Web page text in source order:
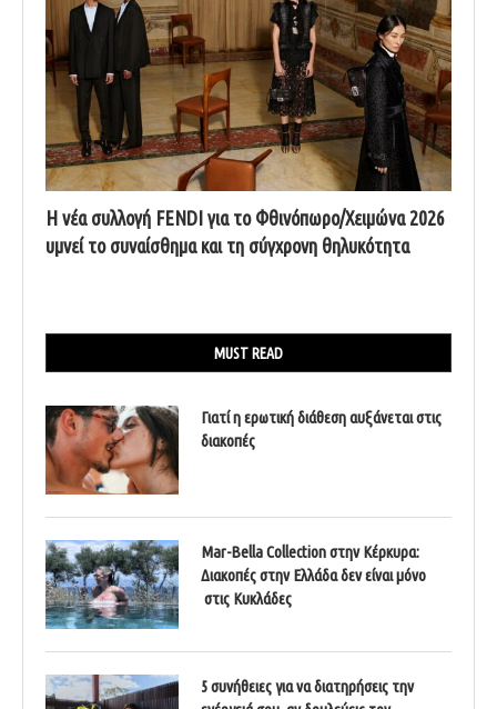
Η νέα συλλογή FENDI για το Φθινόπωρο/Χειμώνα 2026
υμνεί το συναίσθημα και τη σύγχρονη θηλυκότητα
MUST READ
Γιατί η ερωτική διάθεση αυξάνεται στις
διακοπές
Mar-Bella Collection στην Κέρκυρα:
Διακοπές στην Ελλάδα δεν είναι μόνο
στις Κυκλάδες
5 συνήθειες για να διατηρήσεις την